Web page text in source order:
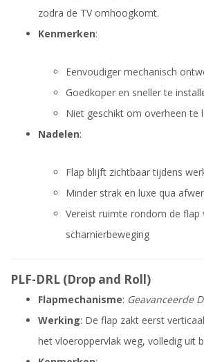
zodra de TV omhoogkomt.
Kenmerken:
Eenvoudiger mechanisch
Goedkoper en sneller te
Niet geschikt om overheen te
Nadelen:
Flap blijft zichtbaar tijdens
Minder strak en luxe qua
Vereist ruimte rondom de flap
scharnierbeweging
PLF-DRL (Drop and Roll)
Flapmechanisme: Geavanceerde
Werking: De flap zakt eerst
het vloeroppervlak weg, volledig uit